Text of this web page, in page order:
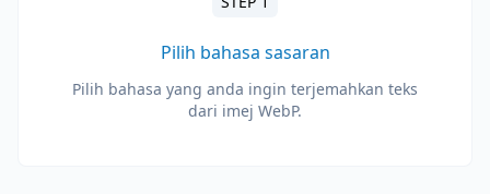
Pilih bahasa sasaran
Pilih bahasa yang anda ingin terjemahkan teks
dari imej WebP.